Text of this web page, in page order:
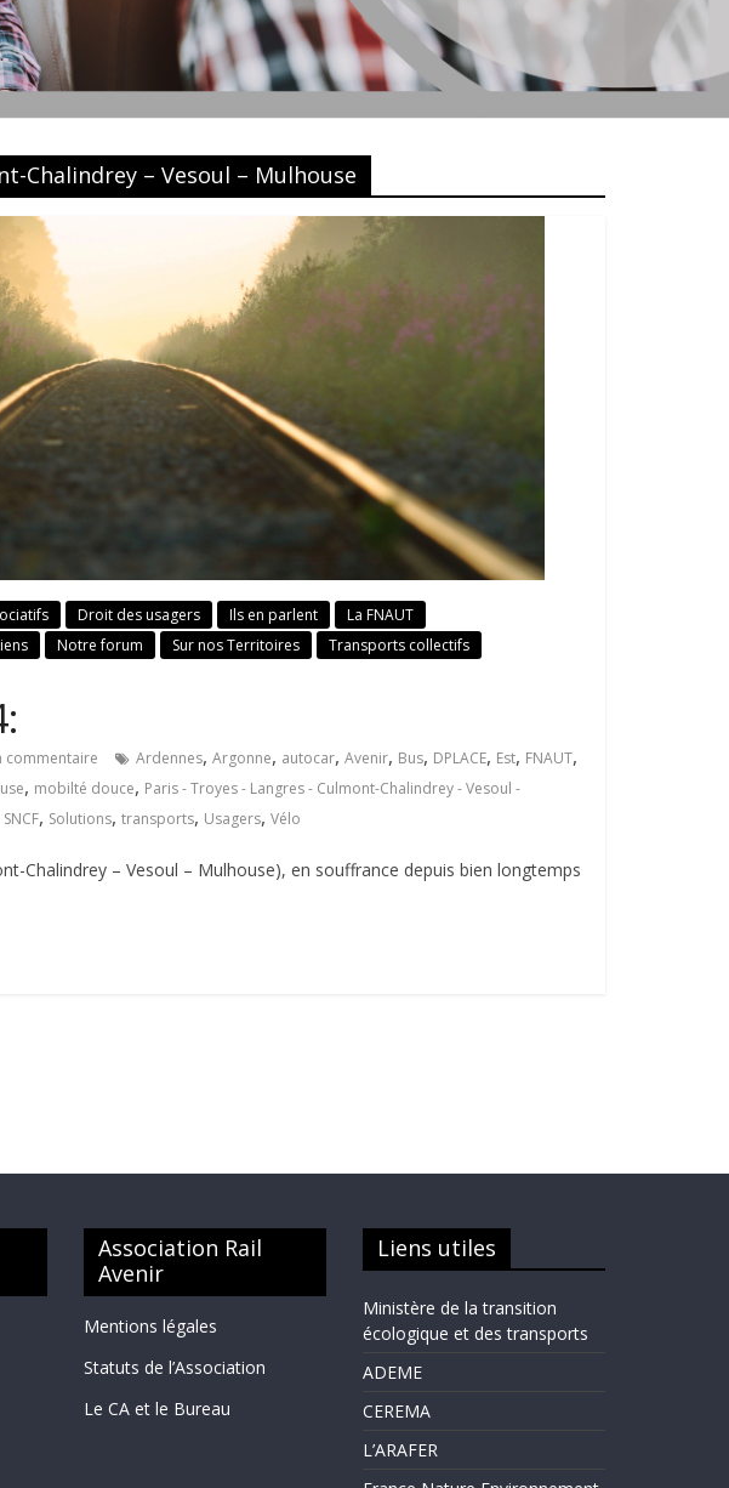
Chalindrey – Vesoul – Mulhouse
Droit des usagers Ils en parlent
La FNAUT
Notre forum Sur nos Territoires
Transports collectifs
commentaire Ardennes, Argonne, autocar, Avenir, Bus, DPLACE, Est, FNAUT,
, mobilté douce, Paris - Troyes - Langres - Culmont-Chalindrey - Vesoul -
SNCF, Solutions, transports, Usagers, Vélo
Chalindrey – Vesoul – Mulhouse), en souffrance depuis bien longtemps
Association Rail
Avenir
Mentions légales
Statuts de l’Association
Le CA et le Bureau
Liens utiles
Ministère de la transition
écologique et des transports
ADEME
CEREMA
L’ARAFER